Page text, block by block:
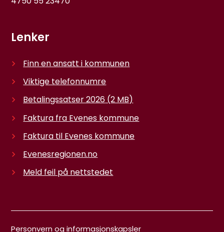
Lenker
Finn en ansatt i kommunen
Viktige telefonnumre
Betalingssatser 2026 (2 MB)
Faktura fra Evenes kommune
Faktura til Evenes kommune
Evenesregionen.no
Meld feil på nettstedet
Personvern og informasjonskapsler